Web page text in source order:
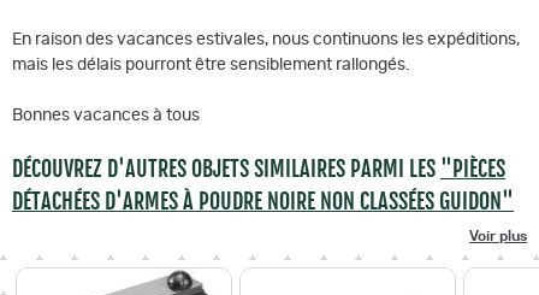
En raison des vacances estivales, nous continuons les expéditions,
mais les délais pourront être sensiblement rallongés.
Bonnes vacances à tous
DÉCOUVREZ D'AUTRES OBJETS SIMILAIRES PARMI LES "PIÈCES
DÉTACHÉES D'ARMES À POUDRE NOIRE NON CLASSÉES GUIDON"
Voir plus